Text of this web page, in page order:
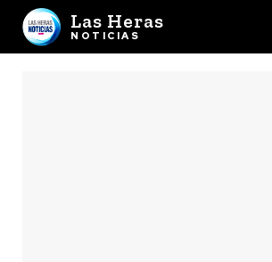
Las Heras
NOTICIAS